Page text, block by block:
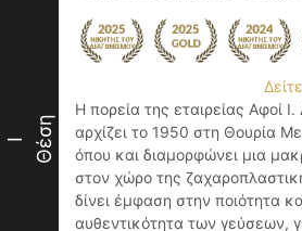
I Θέση
Η πορεία της εταιρείας Αφοί
αρχίζει το 1950 στη Θουρία
όπου και διαμορφώνει μια
στον χώρο της
δίνει έμφαση στην ποιότητα
αυθεντικότητα των γεύσεων,